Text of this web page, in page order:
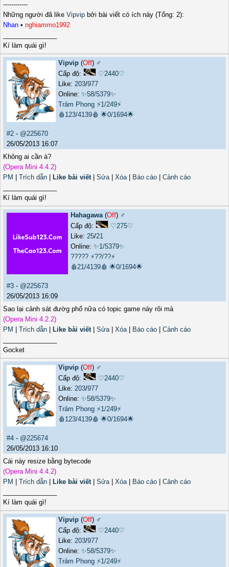
------------
Những người đã like Vipvip bởi bài viết có ích này (Tổng: 2):
Nhan • nghiammo1992
Kí làm quái gì!
Vipvip (Off) ♂️
Cấp độ:
♡2440♡
Like:203/977
Online:✨58/5379✨
Trảm Phong ⚡1/249⚡
🩸123/4139🩸 🌟0/1694🌟
#2 - @225670
26/05/2013 16:07
Không ai cần à?
(Opera Mini 4.4.2)
PM
Trích dẫn Like bài viết| Sửa| Xóa| Báo cáo
Cảnh cáo
Kí làm quái gì!
Hahagawa(Off) ♂️
Cấp độ:
♡275♡
Like: 25/21
Online: ✨1/5379✨
????? ⚡??/??⚡
🩸21/4139🩸 🌟0/1694🌟
#3 - @225673
26/05/2013 16:09
Sao lại cảnh sát đườg phố nữa có topic game này rôi mà
(Opera Mini 4.2.2)
PM
Trích dẫn Like bài viết| Sửa| Xóa| Báo cáo
Cảnh cáo
Gocket
Vipvip (Off) ♂️
Cấp độ:
♡2440♡
Like:203/977
Online:✨58/5379✨
Trảm Phong ⚡1/249⚡
🩸123/4139🩸 🌟0/1694🌟
#4 - @225674
26/05/2013 16:10
Cái này resize bằng bytecode
(Opera Mini 4.4.2)
PM
Trích dẫn Like bài viết| Sửa| Xóa| Báo cáo
Cảnh cáo
Kí làm quái gì!
Vipvip (Off) ♂️
Cấp độ:
♡2440♡
Like:203/977
Online:✨58/5379✨
Trảm Phong ⚡1/249⚡